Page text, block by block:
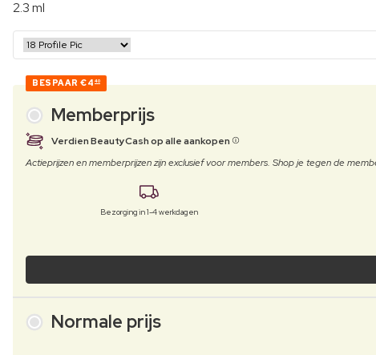
2.3 ml
BESPAAR €4 40
Memberprijs
Verdien BeautyCash op alle aankopen
Actieprijzen en memberprijzen zijn exclusief voor members. Shop je tegen de
Bezorging in 1-4 werkdagen
Normale prijs